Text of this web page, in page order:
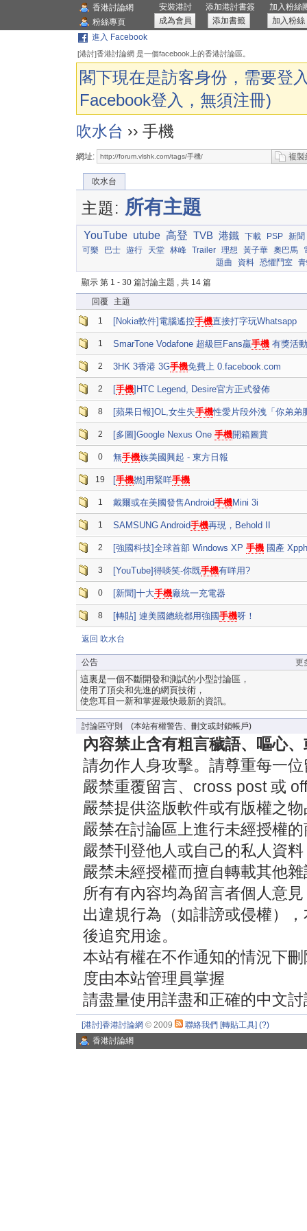
香港討論網
粉絲專頁
安裝港討
成為會員
添加港討書簽
添加書籤
加入粉絲
加入粉絲
進入 Facebook
[港討]香港討論網 是一個facebook上的香港討論區。
閣下現在是訪客身份，需要登
Facebook登入，無須注冊)
吹水台 ›› 手機
網址: 複製
吹水台
主題: 所有主題
YouTube utube 高登 TVB 港鐵 下載 PSP
新聞
可樂
巴士 遊行 天堂 林峰 Trailer 理想 黃子華 奧巴馬
題曲
資料 恐懼鬥室
顯示 第 1 - 30 篇討論主題 , 共 14 篇
回覆
主題
1
[Nokia軟件]電腦遙控手機直接打字玩Whatsapp
1 SmarTone Vodafone 超級巨Fans贏手機 有獎活動
2 3HK 3香港 3G手機免費上 0.facebook.com
2 [手機]HTC Legend, Desire官方正式發佈
8 [蘋果日報]OL,女生失手機性愛片段外洩「你弟弟
2 [多圖]Google Nexus One 手機開箱圖賞
0 無手機族美國興起 - 東方日報
19 [手機撚]用緊咩手機
1 戴爾或在美國發售Android手機Mini 3i
1 SAMSUNG Android手機再現，Behold II
2 [強國科技]全球首部 Windows XP 手機 國產
3 [YouTube]得啖笑-你既手機有咩用?
0 [新聞]十大手機廠統一充電器
8 [轉貼] 連美國總統都用強國手機呀！
返回 吹水台
公告 更
這裏是一個不斷開發和測試的小型討論區，
使用了頂尖和先進的網頁技術，
使您耳目一新和掌握最快最新的資訊。
討論區守則 (本站有權警告、刪文或封鎖帳戶)
內容禁止含有粗言穢語、嘔心
請勿作人身攻擊。請尊重每一
嚴禁重覆留言、cross post 或
嚴禁提供盜版軟件或有版權之
嚴禁在討論區上進行未經授權
嚴禁刊登他人或自己的私人資
嚴禁未經授權而擅自轉載其他
所有有內容均為留言者個人意
出違規行為（如誹謗或侵權）
後追究用途。
本站有權在不作通知的情況下
度由本站管理員掌握
請盡量使用詳盡和正確的中文
[港討]香港討論網 © 2009 聯絡我們 [轉貼工具] (?)
香港討論網